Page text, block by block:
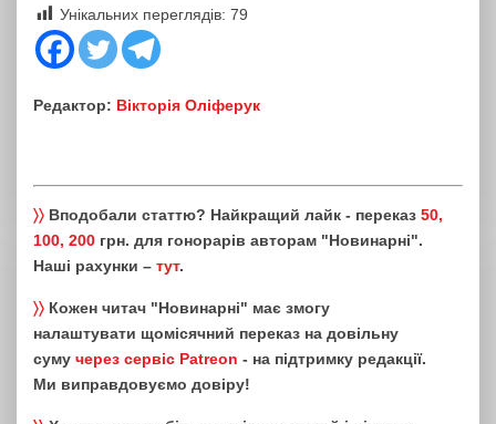
Унікальних переглядів: 79
Редактор: Вікторія Оліферук
〉〉 Вподобали статтю? Найкращий лайк - переказ 50,
100, 200 грн. для гонорарів авторам "Новинарні".
Наші рахунки – тут.
〉〉 Кожен читач "Новинарні" має змогу
налаштувати щомісячний переказ на довільну
суму через сервіс Patreon - на підтримку редакції.
Ми виправдовуємо довіру!